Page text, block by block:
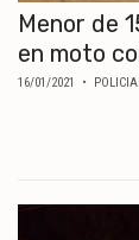
Menor de
en moto
16/01/2021 •